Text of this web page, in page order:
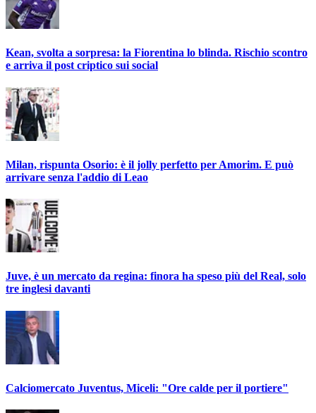
Kean, svolta a sorpresa: la Fiorentina lo blinda. Rischio scontro
e arriva il post criptico sui social
Milan, rispunta Osorio: è il jolly perfetto per Amorim. E può
arrivare senza l'addio di Leao
Juve, è un mercato da regina: finora ha speso più del Real, solo
tre inglesi davanti
Calciomercato Juventus, Miceli: "Ore calde per il portiere"